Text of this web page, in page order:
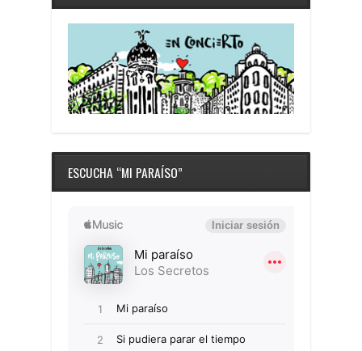
ESCUCHA “MI PARAÍSO”